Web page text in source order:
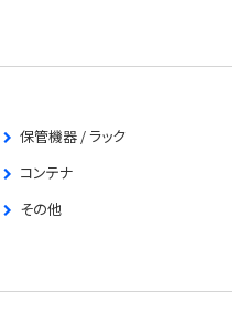
保管機器 / ラック
コンテナ
その他